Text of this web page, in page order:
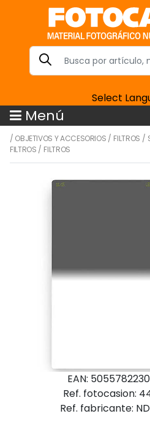
Select
Menú
/ OBJETIVOS Y ACCESORIOS / FILTROS /
FILTROS / FILTROS
EAN:
Ref. fotocasion:
Ref. fabricante: